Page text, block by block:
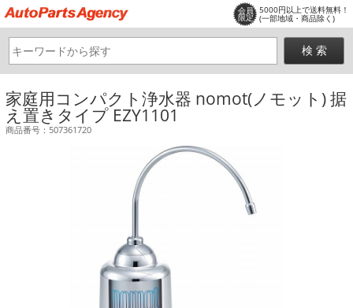
会員
限定
5000円以上で送料無料！
(一部地域・商品除く)
家庭用コンパクト浄水器 nomot(ノモット) 据
え置きタイプ EZY1101
商品番号：507361720